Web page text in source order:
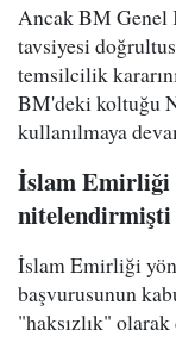
Ancak BM
tavsiyesi
temsilcilik
BM'deki koltuğu
kullanılmaya
İslam Emirliği
nitelendirmişti
İslam Emirliği
başvurusunun
"haksızlık"